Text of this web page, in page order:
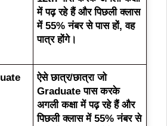
में पढ़ रहे हैंऔर पिछली क्लास
में 55% नंबर से पास हों,वह
पात्र होंगे।
ऐसे छात्र/छात्रा जो
Graduate पास करके
अगली कक्षा में पढ़ रहे हैंऔर
पिछली क्लास में 55% नंबर से